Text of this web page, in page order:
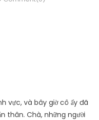
vực, và bây giờ cô ấy đã
thân. Chà, những người